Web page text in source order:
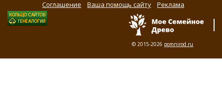
Соглашение Ваша помощь сайту Реклама
© 2015-2026 pomnirod.ru